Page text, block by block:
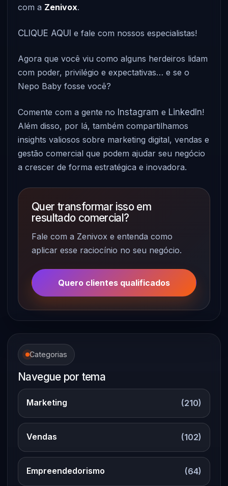
com a Zenivox.
CLIQUE AQUI e fale com nossos especialistas!
Agora que você viu como alguns herdeiros lidam
com poder, privilégio e expectativas… e se o
Nepo Baby fosse você?
Comente com a gente no Instagram e LinkedIn!
Além disso, por lá, também compartilhamos
insights valiosos sobre marketing digital, vendas e
gestão comercial que podem ajudar seu negócio
a crescer de forma estratégica e inovadora.
Quer transformar isso em
resultado comercial?
Fale com a Zenivox e entenda como
aplicar esse raciocínio no seu negócio.
Quero clientes qualificados
Categorias
Navegue por tema
Marketing (210)
Vendas (102)
Empreendedorismo (64)